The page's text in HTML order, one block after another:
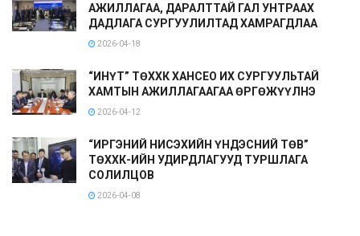
АЖИЛЛАГАА, ДАРАЛТТАЙ ГАЛ УНТРААХ
ДАДЛАГА СУРГУУЛИЛТАД ХАМРАГДЛАА
2026-04-18
“ИНҮТ” ТӨХХК ХАНСЕО ИХ СУРГУУЛЬТАЙ
ХАМТЫН АЖИЛЛАГААГАА ӨРГӨЖҮҮЛНЭ
2026-04-12
“ИРГЭНИЙ НИСЭХИЙН ҮНДЭСНИЙ ТӨВ”
ТӨХХК-ИЙН УДИРДЛАГУУД ТУРШЛАГА
СОЛИЛЦОВ
2026-04-08